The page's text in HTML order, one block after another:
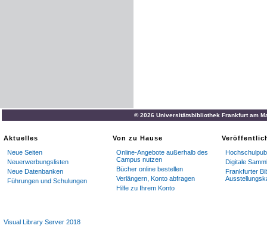
© 2026 Universitätsbibliothek Frankfurt am
Aktuelles
Neue Seiten
Neuerwerbungslisten
Neue Datenbanken
Führungen und Schulungen
Von zu Hause
Online-Angebote außerhalb des
Campus nutzen
Bücher online bestellen
Verlängern, Konto abfragen
Hilfe zu Ihrem Konto
Digitale
Frankfurter
Visual Library Server 2018